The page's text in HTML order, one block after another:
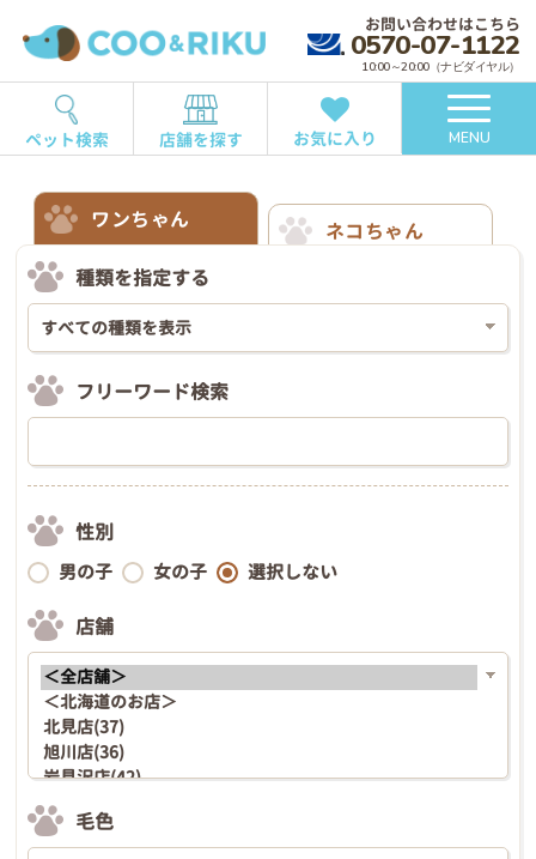
お問い合わせはこちら
0570-07-1122
10:00～20:00（ナビダイヤル）
ペット検索 店舗を探す お気に入り MENU
ワンちゃん
ネコちゃん
種類を指定する
フリーワード検索
性別
男の子 女の子 選択しない
店舗
毛色